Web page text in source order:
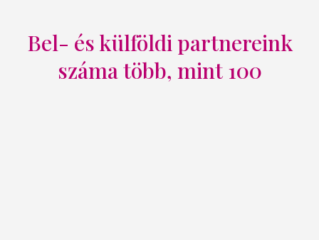
Bel- és külföldi partnereink
száma több, mint 100